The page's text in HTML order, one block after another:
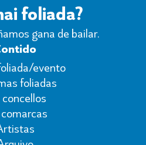
foliada?
gana de bailar.
evento
foliadas